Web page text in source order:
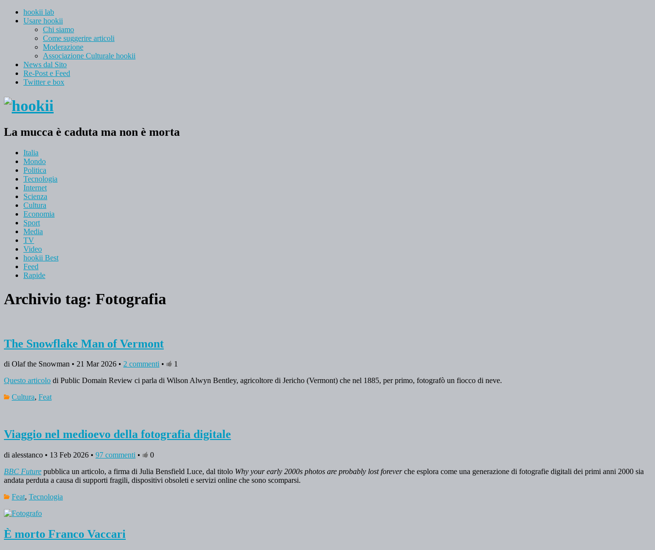
hookii lab
Usare hookii
Chi siamo
Come suggerire articoli
Moderazione
Associazione Culturale hookii
News dal Sito
Re-Post e Feed
Twitter e box
La mucca è caduta ma non è morta
Italia
Mondo
Politica
Tecnologia
Internet
Scienza
Cultura
Economia
Sport
Media
TV
Video
hookii Best
Feed
Rapide
Archivio tag: Fotografia
The Snowflake Man of Vermont
di Olaf the Snowman • 21 Mar 2026 • 2 commenti •
1
Questo articolo di Public Domain Review ci parla di Wilson Alwyn Bentley, agricoltore di Jericho (Vermont) che nel 1885, per primo, fotografò un fiocco di neve.
Cultura, Feat
Viaggio nel medioevo della fotografia digitale
di alesstanco • 13 Feb 2026 • 97 commenti •
0
BBC Future pubblica un articolo, a firma di Julia Bensfield Luce, dal titolo Why your early 2000s photos are probably lost foreverche esplora come una generazione di fotografie digitali dei primi anni 2000 sia
andata perduta a causa di supporti fragili, dispositivi obsoleti e servizi online che sono scomparsi.
Feat, Tecnologia
È morto Franco Vaccari